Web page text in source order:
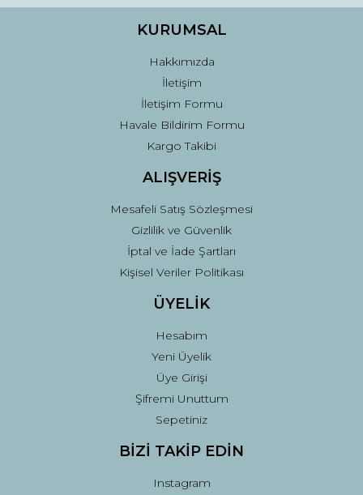
Ürün fiyatı diğer sitelerden daha pahalı.
Gönder
KURUMSAL
Hakkımızda
İletişim
İletişim Formu
Havale Bildirim Formu
Kargo Takibi
ALIŞVERİŞ
Mesafeli Satış Sözleşmesi
Gizlilik ve Güvenlik
İptal ve İade Şartları
Kişisel Veriler Politikası
ÜYELİK
Hesabım
Yeni Üyelik
Üye Girişi
Şifremi Unuttum
Sepetiniz
BİZİ TAKİP EDİN
Instagram